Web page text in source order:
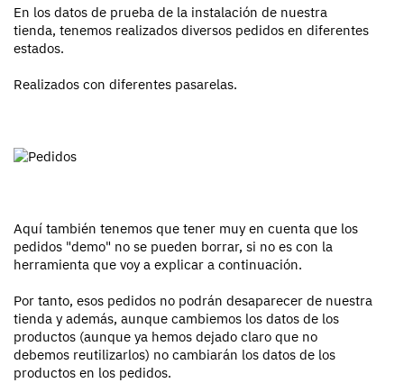
En los datos de prueba de la instalación de nuestra
tienda, tenemos realizados diversos pedidos en diferentes
estados.
Realizados con diferentes pasarelas.
Aquí también tenemos que tener muy en cuenta que los
pedidos "demo" no se pueden borrar, si no es con la
herramienta que voy a explicar a continuación.
Por tanto, esos pedidos no podrán desaparecer de nuestra
tienda y además, aunque cambiemos los datos de los
productos (aunque ya hemos dejado claro que no
debemos reutilizarlos) no cambiarán los datos de los
productos en los pedidos.